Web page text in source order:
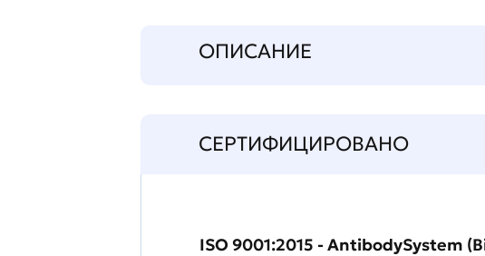
ОПИСАНИЕ
СЕРТИФИЦИРОВАНО
ISO 9001:2015 - AntibodySystem